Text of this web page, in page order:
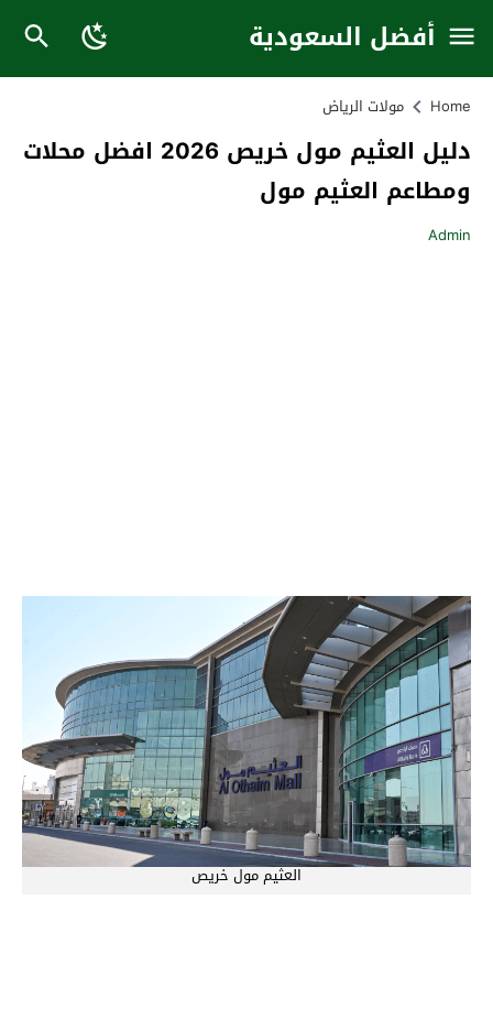
أفضل السعودية
Home مولات الرياض
دليل العثيم مول خريص 2026 افضل محلات
ومطاعم العثيم مول
Admin
العثيم مول خريص